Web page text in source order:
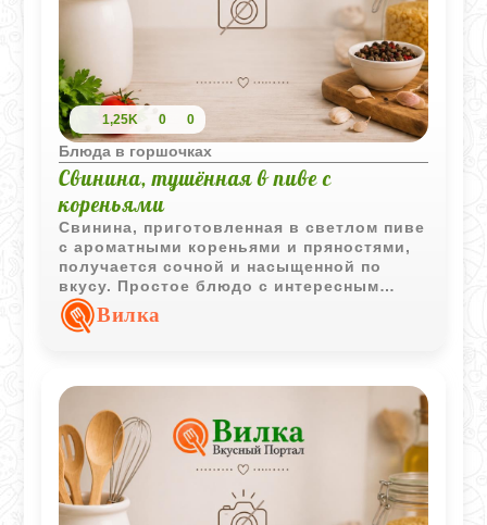
1,25K 0 0
Блюда в горшочках
Свинина, тушённая в пиве с
кореньями
Свинина, приготовленная в светлом пиве
с ароматными кореньями и пряностями,
получается сочной и насыщенной по
вкусу. Простое блюдо с интересным
сочетанием овощей и специй хорошо
подходит для домашнего обеда.
Вилка